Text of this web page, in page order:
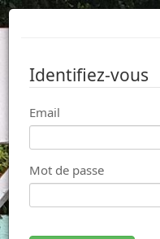
Identifiez-vous
Email
Mot de passe